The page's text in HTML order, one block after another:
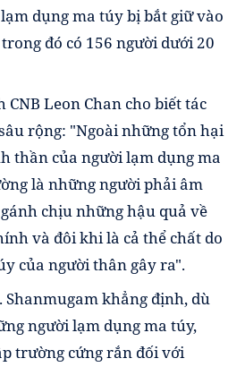
dụng ma túy bị bắt giữ vào
đó có 156 người dưới 20
CNB Leon Chan cho biết tác
rộng: "Ngoài những tổn hại
thần của người lạm dụng ma
là những người phải âm
chịu những hậu quả về
và đôi khi là cả thể chất do
của người thân gây ra".
Shanmugam khẳng định, dù
người lạm dụng ma túy,
trường cứng rắn đối với